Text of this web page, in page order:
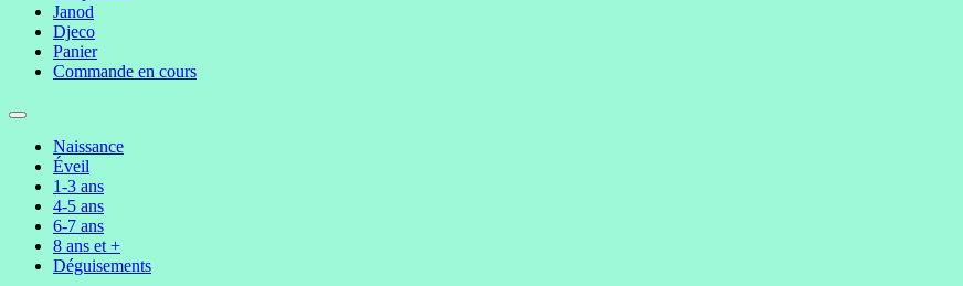
Janod
Djeco
Panier
Commande en cours
Naissance
Éveil
1-3 ans
4-5 ans
6-7 ans
8 ans et +
Déguisements